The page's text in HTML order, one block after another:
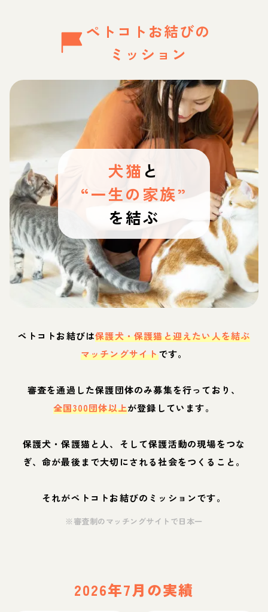
ペトコトお結びの
ミッション
犬猫 と
“一生の家族”
を結ぶ
ペトコトお結びは保護犬・保護猫と迎えたい人を結ぶ
マッチングサイトです。
審査を通過した保護団体のみ募集を行っており、
全国300団体以上が登録しています。
保護犬・保護猫と人、そして保護活動の現場をつな
ぎ、命が最後まで大切にされる社会をつくること。
それがペトコトお結びのミッションです。
※審査制のマッチングサイトで日本一
2026年7月の実績